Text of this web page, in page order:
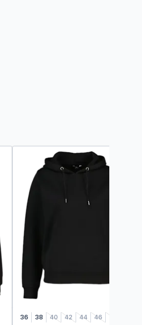
36 38 40 42 44 46